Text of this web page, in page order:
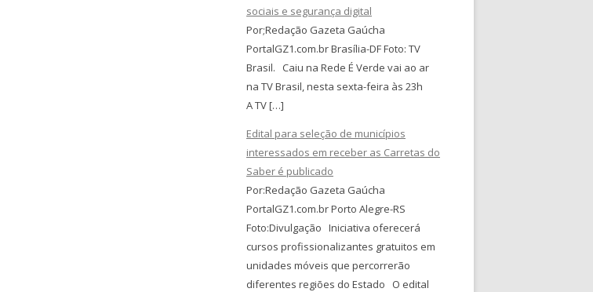
sociais e segurança digital
Por;Redação Gazeta Gaúcha
PortalGZ1.com.br Brasília-DF Foto: TV
Brasil. Caiu na Rede É Verde vai ao ar
na TV Brasil, nesta sexta-feira às 23h
A TV […]
Edital para seleção de municípios
interessados em receber as Carretas do
Saber é publicado
Por:Redação Gazeta Gaúcha
PortalGZ1.com.br Porto Alegre-RS
Foto:Divulgação Iniciativa oferecerá
cursos profissionalizantes gratuitos em
unidades móveis que percorrerão
diferentes regiões do Estado O edital